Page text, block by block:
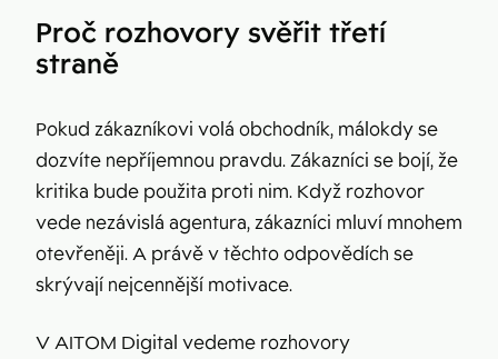
Proč rozhovory svěřit třetí
straně
Pokud zákazníkovi volá obchodník, málokdy se
dozvíte nepříjemnou pravdu. Zákazníci se bojí, že
kritika bude použita proti nim. Když rozhovor
vede nezávislá agentura, zákazníci mluví mnohem
otevřeněji. A právě v těchto odpovědích se
skrývají nejcennější motivace.
V AITOM Digital vedeme rozhovory